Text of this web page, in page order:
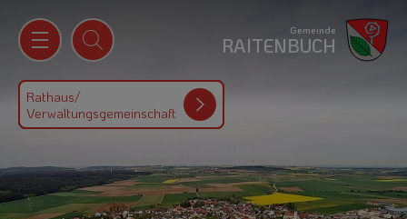
Gemeinde
RAITENBUCH
Rathaus/
Verwaltungsgemeinschaft